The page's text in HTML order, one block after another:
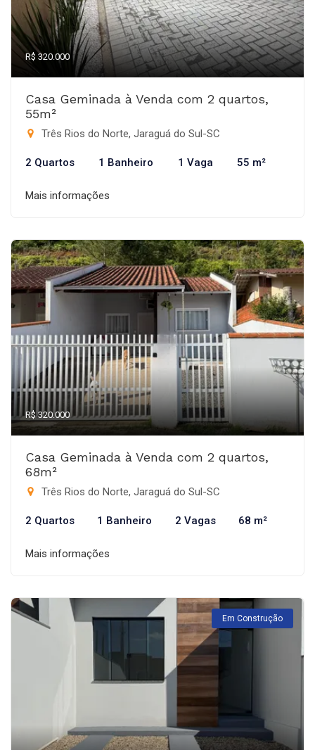
R$ 320.000
Casa Geminada à Venda com 2 quartos,
55m²
Três Rios do Norte, Jaraguá do Sul-SC
2 Quartos 1 Banheiro 1 Vaga 55 m²
Mais informações
R$ 320.000
Casa Geminada à Venda com 2 quartos,
68m²
Três Rios do Norte, Jaraguá do Sul-SC
2 Quartos 1 Banheiro 2 Vagas 68 m²
Mais informações
Em Construção